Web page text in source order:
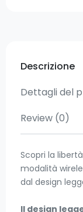
Descrizione
Dettagli del
Review (0)
Scopri la
modalità
dal design
Il design